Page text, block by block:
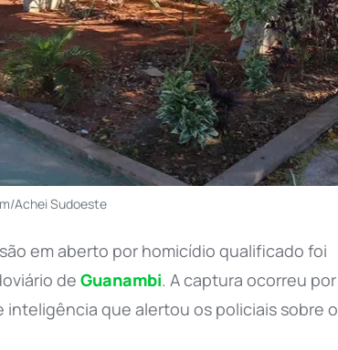
Achei Sudoeste
em aberto por homicídio qualificado foi
de Guanambi. A captura ocorreu por
inteligência que alertou os policiais sobre o